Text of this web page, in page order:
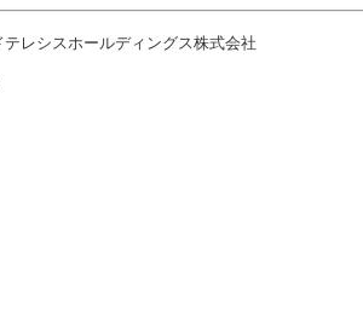
レシスホールディングス株式会社